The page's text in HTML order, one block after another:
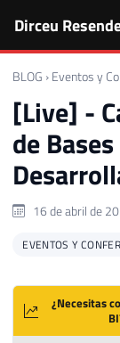
Dirceu
BLOG › Eventos y
[Live] -
de
16 de abril de
EVENTOS Y
¿Necesitas